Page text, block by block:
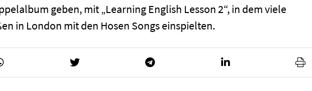
geben, mit „Learning English Lesson 2“, in dem viele
in London mit den Hosen Songs einspielten.